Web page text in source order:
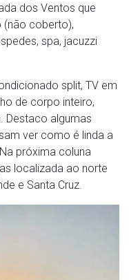
dos Ventos que
(não coberto),
spa, jacuzzi
split, TV em
de corpo inteiro,
Destaco algumas
ver como é linda a
próxima coluna
localizada ao norte
e Santa Cruz.